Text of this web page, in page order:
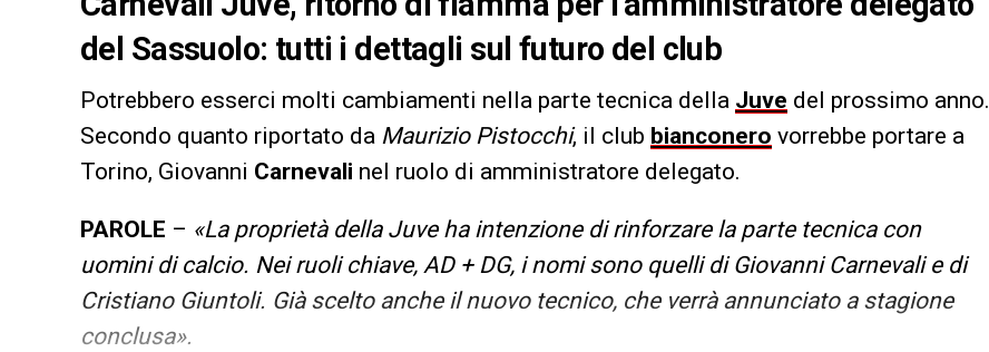
del Sassuolo: tutti i dettagli sul futuro del club
Potrebbero esserci molti cambiamenti nella parte tecnica della Juve del prossimo anno.
Secondo quanto riportato da Maurizio Pistocchi, il club bianconero vorrebbe portare a
Torino, Giovanni Carnevali nel ruolo di amministratore delegato.
PAROLE – «La proprietà della Juve ha intenzione di rinforzare la parte tecnica con
uomini di calcio. Nei ruoli chiave, AD + DG, i nomi sono quelli di Giovanni Carnevali e di
Cristiano Giuntoli. Già scelto anche il nuovo tecnico, che verrà annunciato a stagione
conclusa».